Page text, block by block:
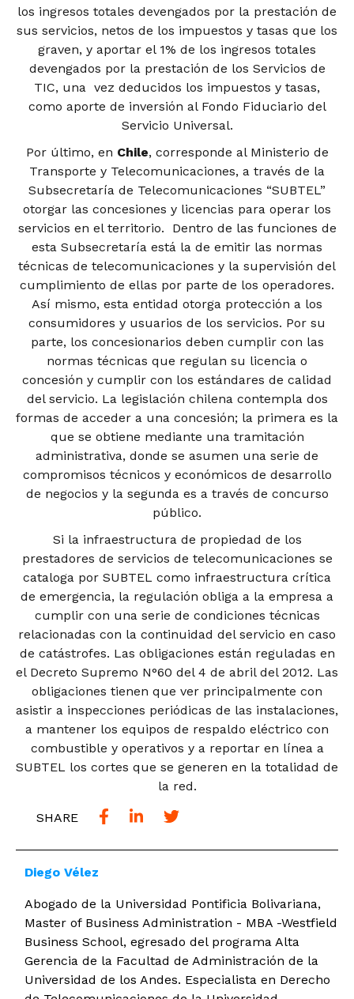
los ingresos totales devengados por la prestación de
sus servicios, netos de los impuestos y tasas que los
graven, y aportar el 1% de los ingresos totales
devengados por la prestación de los Servicios de
TIC, una vez deducidos los impuestos y tasas,
como aporte de inversión al Fondo Fiduciario del
Servicio Universal.
Por último, en Chile, corresponde al Ministerio de
Transporte y Telecomunicaciones, a través de la
Subsecretaría de Telecomunicaciones “SUBTEL”
otorgar las concesiones y licencias para operar los
servicios en el territorio. Dentro de las funciones de
esta Subsecretaría está la de emitir las normas
técnicas de telecomunicaciones y la supervisión del
cumplimiento de ellas por parte de los operadores.
Así mismo, esta entidad otorga protección a los
consumidores y usuarios de los servicios. Por su
parte, los concesionarios deben cumplir con las
normas técnicas que regulan su licencia o
concesión y cumplir con los estándares de calidad
del servicio. La legislación chilena contempla dos
formas de acceder a una concesión; la primera es la
que se obtiene mediante una tramitación
administrativa, donde se asumen una serie de
compromisos técnicos y económicos de desarrollo
de negocios y la segunda es a través de concurso
público.
Si la infraestructura de propiedad de los
prestadores de servicios de telecomunicaciones se
cataloga por SUBTEL como infraestructura crítica
de emergencia, la regulación obliga a la empresa a
cumplir con una serie de condiciones técnicas
relacionadas con la continuidad del servicio en caso
de catástrofes. Las obligaciones están reguladas en
el Decreto Supremo N°60 del 4 de abril del 2012. Las
obligaciones tienen que ver principalmente con
asistir a inspecciones periódicas de las instalaciones,
a mantener los equipos de respaldo eléctrico con
combustible y operativos y a reportar en línea a
SUBTEL los cortes que se generen en la totalidad de
la red.
SHARE
Diego Vélez
Abogado de la Universidad Pontificia Bolivariana,
Master of Business Administration - MBA -Westfield
Business School, egresado del programa Alta
Gerencia de la Facultad de Administración de la
Universidad de los Andes. Especialista en Derecho